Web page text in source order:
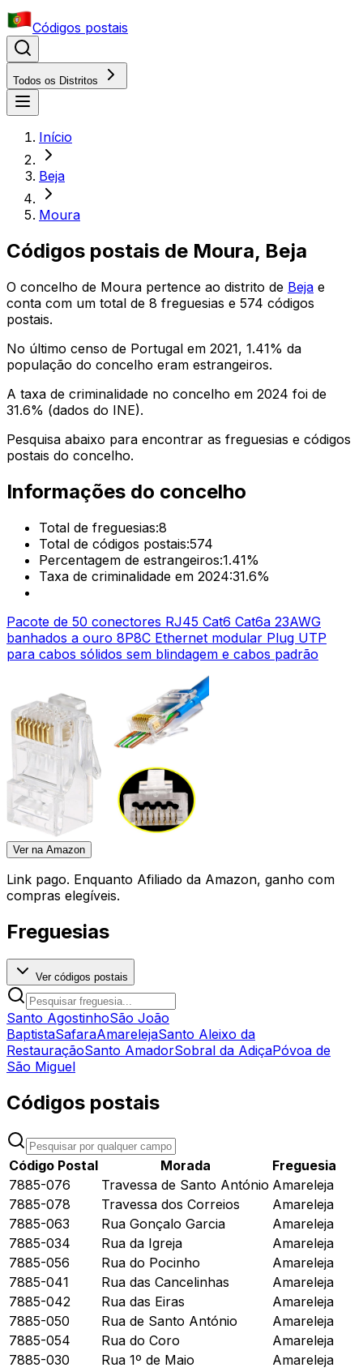
Códigos postais
Todos os Distritos
Início
Beja
Moura
Códigos postais de Moura, Beja
O concelho de Moura pertence ao distrito de Beja e
conta com um total de 8 freguesias e 574 códigos
postais.
No último censo de Portugal em 2021, 1.41% da
população do concelho eram estrangeiros.
A taxa de criminalidade no concelho em 2024 foi de
31.6% (dados do INE).
Pesquisa abaixo para encontrar as freguesias e códigos
postais do concelho.
Informações do concelho
Total de freguesias:8
Total de códigos postais:574
Percentagem de estrangeiros:1.41%
Taxa de criminalidade em 2024:31.6%
Pacote de 50 conectores RJ45 Cat6 Cat6a 23AWG
banhados a ouro 8P8C Ethernet modular Plug UTP
para cabos sólidos sem blindagem e cabos padrão
Ver na Amazon
Link pago. Enquanto Afiliado da Amazon, ganho com
compras elegíveis.
Freguesias
Ver códigos postais
Santo AgostinhoSão João
BaptistaSafaraAmarelejaSanto Aleixo da
RestauraçãoSanto AmadorSobral da AdiçaPóvoa de
São Miguel
Códigos postais
Código Postal Morada
Freguesia
7885-076
Travessa de Santo António Amareleja
7885-078
Travessa dos Correios
Amareleja
7885-063
Rua Gonçalo Garcia
Amareleja
7885-034
Rua da Igreja
Amareleja
7885-056
Rua do Pocinho
Amareleja
7885-041
Rua das Cancelinhas
Amareleja
7885-042
Rua das Eiras
Amareleja
7885-050
Rua de Santo António
Amareleja
7885-054
Rua do Coro
Amareleja
7885-030
Rua 1º de Maio
Amareleja